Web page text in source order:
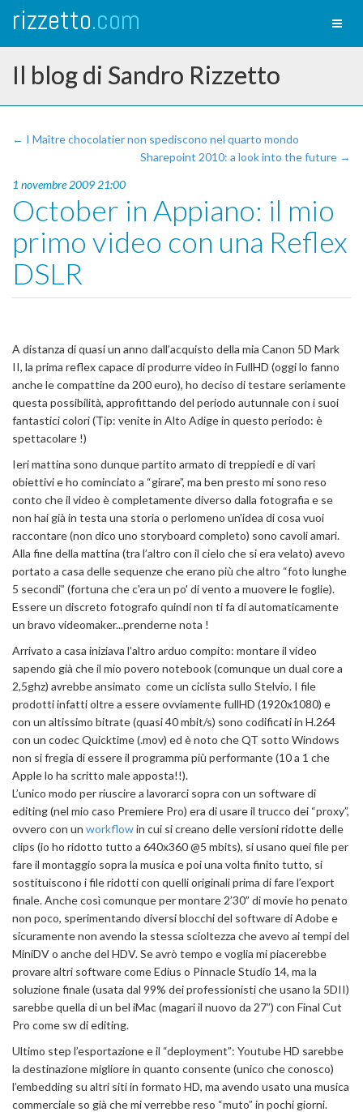
rizzetto.com
Il blog di Sandro Rizzetto
← I Maître chocolatier non spediscono nel quarto mondo
Sharepoint 2010: a look into the future →
1 novembre 2009 21:00
October in Appiano: il mio
primo video con una Reflex
DSLR
A distanza di quasi un anno dall’acquisto della mia Canon 5D Mark
II, la prima reflex capace di produrre video in FullHD (oggi lo fanno
anche le compattine da 200 euro), ho deciso di testare seriamente
questa possibilità, approfittando del periodo autunnale con i suoi
fantastici colori (Tip: venite in Alto Adige in questo periodo: è
spettacolare !)
Ieri mattina sono dunque partito armato di treppiedi e di vari
obiettivi e ho cominciato a “girare”, ma ben presto mi sono reso
conto che il video è completamente diverso dalla fotografia e se
non hai già in testa una storia o perlomeno un'idea di cosa vuoi
raccontare (non dico uno storyboard completo) sono cavoli amari.
Alla fine della mattina (tra l’altro con il cielo che si era velato) avevo
portato a casa delle sequenze che erano più che altro “foto lunghe
5 secondi” (fortuna che c'era un po' di vento a muovere le foglie).
Essere un discreto fotografo quindi non ti fa di automaticamente
un bravo videomaker...prenderne nota !
Arrivato a casa iniziava l’altro arduo compito: montare il video
sapendo già che il mio povero notebook (comunque un dual core a
2,5ghz) avrebbe ansimato come un ciclista sullo Stelvio. I file
prodotti infatti oltre a essere ovviamente fullHD (1920x1080) e
con un altissimo bitrate (quasi 40 mbit/s) sono codificati in H.264
con un codec Quicktime (.mov) ed è noto che QT sotto Windows
non si fregia di essere il programma più performante (10 a 1 che
Apple lo ha scritto male apposta!!).
L’unico modo per riuscire a lavorarci sopra con un software di
editing (nel mio caso Premiere Pro) era di usare il trucco dei “proxy”,
ovvero con un workflowin cui si creano delle versioni ridotte delle
clips (io ho ridotto tutto a 640x360 @5 mbits), si usano quei file per
fare il montaggio sopra la musica e poi una volta finito tutto, si
sostituiscono i file ridotti con quelli originali prima di fare l’export
finale. Anche così comunque per montare 2’30” di movie ho penato
non poco, sperimentando diversi blocchi del software di Adobe e
sicuramente non avendo la stessa scioltezza che avevo ai tempi del
MiniDV o anche del HDV. Se avrò tempo e voglia mi piacerebbe
provare altri software come Edius o Pinnacle Studio 14, ma la
soluzione finale (usata dal 99% dei professionisti che usano la 5DII)
sarebbe quella di un bel iMac (magari il nuovo da 27”) con Final Cut
Pro come sw di editing.
Ultimo step l’esportazione e il “deployment”: Youtube HD sarebbe
la destinazione migliore in quanto consente (unico che conosco)
l’embedding su altri siti in formato HD, ma avendo usato una musica
commerciale so già che mi verrebbe reso “muto” in pochi giorni.